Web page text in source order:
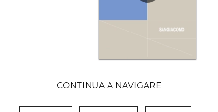
CONTINUA A NAVIGARE